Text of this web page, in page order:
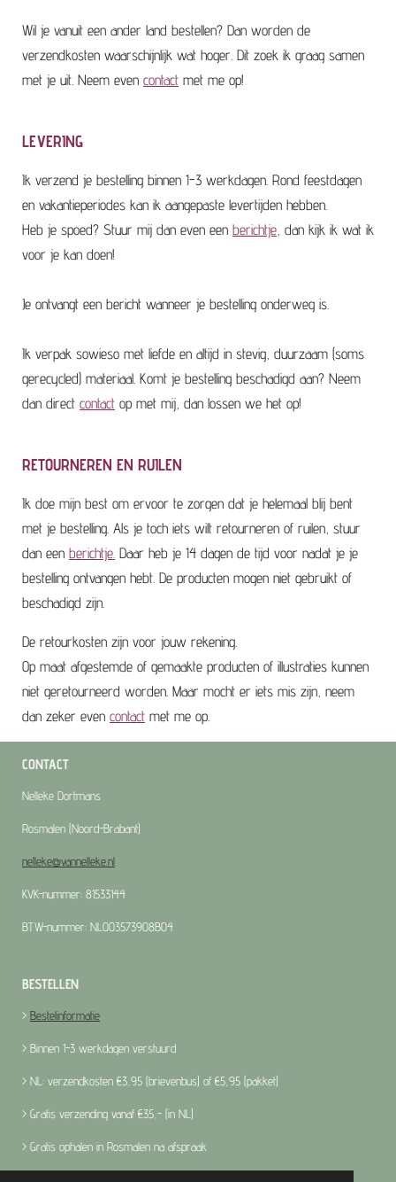
Wil je vanuit een ander land bestellen? Dan worden de
verzendkosten waarschijnlijk wat hoger. Dit zoek ik graag samen
met je uit. Neem even contact met me op!
LEVERING
Ik verzend je bestelling binnen 1-3 werkdagen. Rond feestdagen
en vakantieperiodes kan ik aangepaste levertijden hebben.
Heb je spoed? Stuur mij dan even een berichtje , dan kijk ik wat ik
voor je kan doen!
Je ontvangt een bericht wanneer je bestelling onderweg is.
Ik verpak sowieso met liefde en altijd in stevig, duurzaam (soms
gerecycled) materiaal. Komt je bestelling beschadigd aan? Neem
dan direct contact op met mij, dan lossen we het op!
RETOURNEREN EN RUILEN
Ik doe mijn best om ervoor te zorgen dat je helemaal blij bent
met je bestelling. Als je toch iets wilt retourneren of ruilen, stuur
dan een berichtje. Daar heb je 14 dagen de tijd voor nadat je je
bestelling ontvangen hebt. De producten mogen niet gebruikt of
beschadigd zijn.
De retourkosten zijn voor jouw rekening.
Op maat afgestemde of gemaakte producten of illustraties kunnen
niet geretourneerd worden. Maar mocht er iets mis zijn, neem
dan zeker even contact met me op.
CONTACT
Nelleke Dortmans
Rosmalen (Noord-Brabant)
nelleke@vannelleke.nl
KVK-nummer: 81533144
BTW-nummer: NL003573908B04
BESTELLEN
> Bestelinformatie
> Binnen 1-3 werkdagen verstuurd
> NL: verzendkosten €3,95 (brievenbus) of €5,95 (pakket)
> Gratis verzending vanaf €35,- (in NL)
> Gratis ophalen in Rosmalen na afspraak